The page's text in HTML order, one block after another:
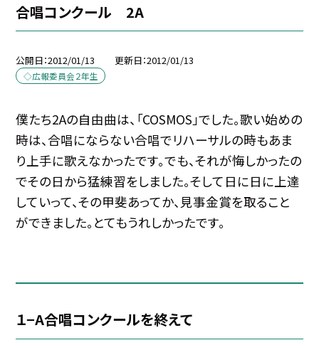
合唱コンクール 2A
公開日 2012/01/13 更新日 2012/01/13
◇広報委員会２年生
僕たち2Aの自由曲は、「COSMOS」でした。歌い始めの
時は、合唱にならない合唱でリハーサルの時もあま
り上手に歌えなかったです。でも、それが悔しかったの
でその日から猛練習をしました。そして日に日に上達
していって、その甲斐あってか、見事金賞を取ること
ができました。とてもうれしかったです。
１−A合唱コンクールを終えて